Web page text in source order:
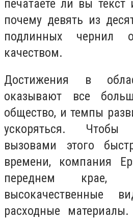
печатаете ли вы
почему девять из
подлинных чернил
качеством.
Достижения в
оказывают все
общество, и темпы
ускоряться.
вызовами этого
времени, компания
переднем крае,
высокачественные
расходные